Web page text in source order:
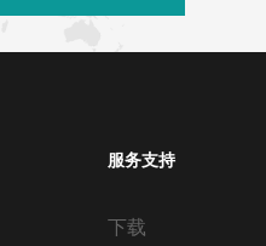
服务支持
下载